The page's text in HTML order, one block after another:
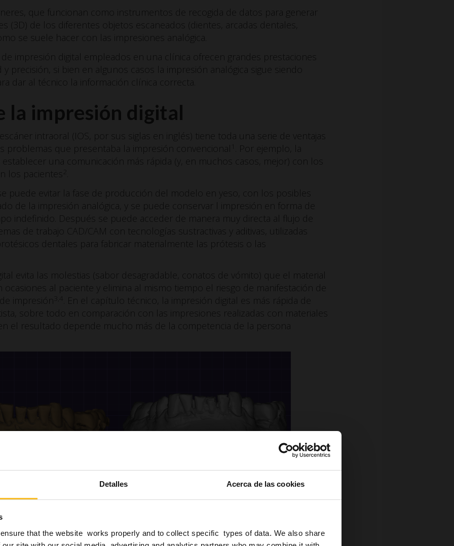
Detalles Acerca de las cookies
that the website works properly and to collect specific types of data. We also share
que funcionan como instrumentos de recogida de datos para generar
(3D) de los diferentes objetos escaneados (dientes, arcadas dentales,
se suele hacer con las impresiones analógica.
impresión digital empleados en una clínica ofrecen grandes prestaciones
y precisión, si bien en algunos casos la impresión analógica sigue siendo
dar al técnico la información clínica correcta.
la impresión digital
intraoral (IOS, por sus siglas en inglés) tiene toda una serie de ventajas
problemas que presentaba la impresión convencional
. Por ejemplo, la
una comunicación más rápida (y, en muchos casos, mejor) con los
los pacientes
puede evitar la fase de producción del modelo en yeso, con los posibles
de la impresión analógica, y se puede conservar l impresión en forma de
indefinido. Después se puede acceder de manera muy directa al flujo de
de trabajo CAD/CAM con tecnologías sustractivas y aditivas, utilizadas
dentales para fabricar materialmente las prótesis o las
evita las molestias (sabor desagradable, conatos de vómito) que el material
al paciente y elimina al mismo tiempo el riesgo de manifestación de
impresión
. En el capítulo técnico, la impresión digital es más rápida de
sobre todo en comparación con las impresiones realizadas con materiales
el resultado depende mucho más de la competencia de la persona
frente a modelo escaneado en yeso a partir de impresión analógica
la impresión analógica
todo, el coste, mucho más bajo que el de la impresión digital (tanto si la